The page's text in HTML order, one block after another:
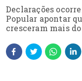
Declarações
Popular apontar
cresceram mais